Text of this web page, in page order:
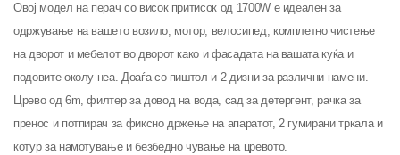
Овој модел на перач со висок притисок од 1700W е идеален за
одржување на вашето возило, мотор, велосипед, комплетно чистење
на дворот и мебелот во дворот како и фасадата на вашата куќа и
подовите околу неа. Доаѓа со пиштол и 2 дизни за различни намени.
Црево од 6m, филтер за довод на вода, сад за детергент, рачка за
пренос и потпирач за фиксно држење на апаратот, 2 гумирани тркала и
котур за намотување и безбедно чување на цревото.